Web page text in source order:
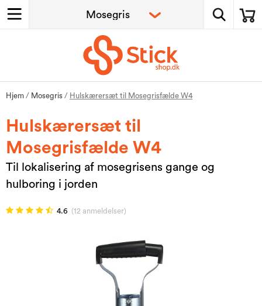
Hjem / Mosegris / Hulskærersæt til Mosegrisfælde W4
Hulskærersæt til
Mosegrisfælde W4
Til lokalisering af mosegrisens gange og
hulboring i jorden
4.6 (12 anmeldelser)